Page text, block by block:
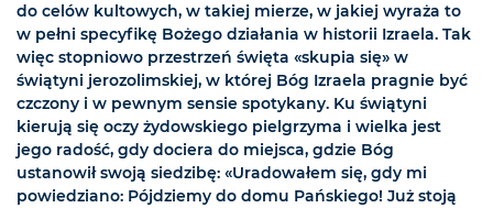
do celów kultowych, w takiej mierze, w jakiej wyraża to
w pełni specyfikę Bożego działania w historii Izraela. Tak
więc stopniowo przestrzeń święta «skupia się» w
świątyni jerozolimskiej, w której Bóg Izraela pragnie być
czczony i w pewnym sensie spotykany. Ku świątyni
kierują się oczy żydowskiego pielgrzyma i wielka jest
jego radość, gdy dociera do miejsca, gdzie Bóg
ustanowił swoją siedzibę: «Uradowałem się, gdy mi
powiedziano: Pójdziemy do domu Pańskiego! Już stoją